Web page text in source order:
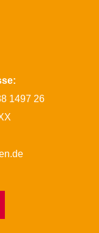
1497 26